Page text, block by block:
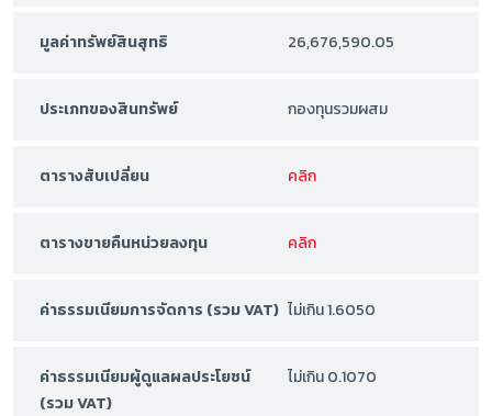
มูลค่าทรัพย์สินสุทธิ 26,676,590.05
ประเภทของสินทรัพย์ กองทุนรวมผสม
ตารางสับเปลี่ยน คลิก
ตารางขายคืนหน่วยลงทุน คลิก
ค่าธรรมเนียมการจัดการ (รวม VAT) ไม่เกิน 1.6050
ค่าธรรมเนียมผู้ดูแลผลประโยชน์
(รวม VAT)
ไม่เกิน 0.1070